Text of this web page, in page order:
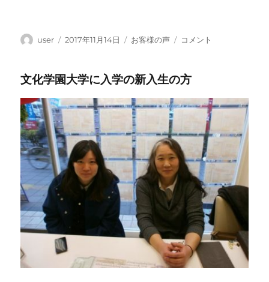
投
user
投
2017年11月14日
カ
リ
お客様の声
初
辺
探
て
い
た
で
す。
に
コメント
文化学園大学に入学の新入生の方